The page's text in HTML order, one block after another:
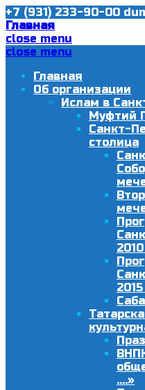
+7 (931) 233-90-00
Главная
close menu
close menu
Главная
Об организации
Ислам в
Муфтий
Санкт-
столица
….»